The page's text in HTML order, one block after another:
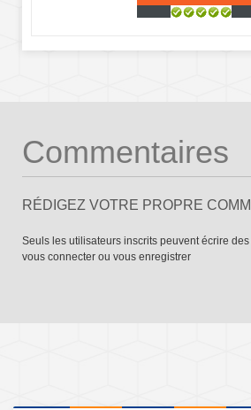
Commentaires
RÉDIGEZ VOTRE PROPRE
Seuls les utilisateurs inscrits peuvent écrire
vous connecter ou vous enregistrer